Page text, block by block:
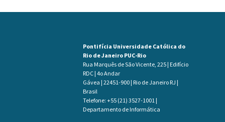
Pontifícia Universidade Católica do
Rio de Janeiro PUC-Rio
Rua Marquês de São Vicente, 225 | Edifício
RDC | 4o Andar
Gávea | 22451-900 | Rio de Janeiro RJ |
Brasil
Telefone: +55 (21) 3527-1001 |
Departamento de Informática